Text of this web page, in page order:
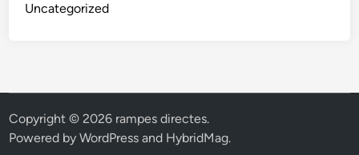
Uncategorized
Copyright © 2026 rampes directes.
Powered byWordPress and HybridMag.